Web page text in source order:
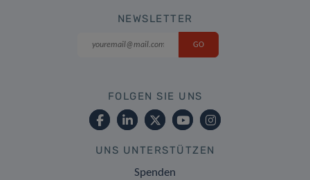
NEWSLETTER
FOLGEN SIE UNS
UNS UNTERSTÜTZEN
Spenden